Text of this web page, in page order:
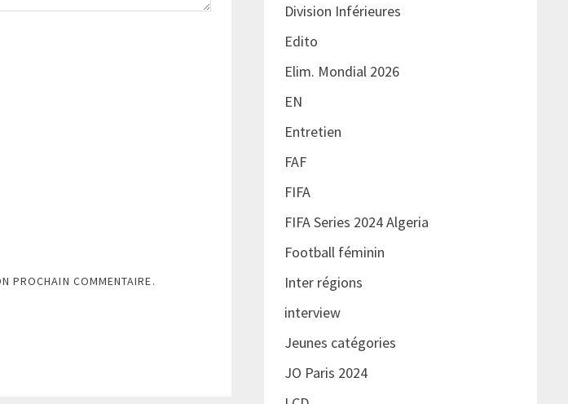
PROCHAIN COMMENTAIRE.
Division Inférieures
Edito
Elim. Mondial 2026
EN
Entretien
FAF
FIFA
FIFA Series 2024 Algeria
Football féminin
Inter régions
interview
Jeunes catégories
JO Paris 2024